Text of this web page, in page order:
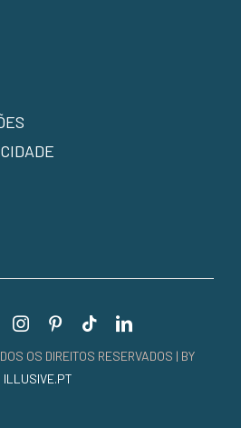
OS DIREITOS RESERVADOS | BY
ILLUSIVE.PT